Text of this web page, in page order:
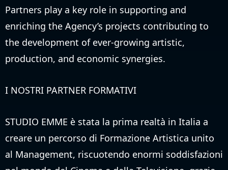
Partners play a key role in supporting and
enriching the Agency’s projects contributing to
the development of ever-growing artistic,
production, and economic synergies.
I NOSTRI PARTNER FORMATIVI
STUDIO EMME è stata la prima realtà in Italia a
creare un percorso di Formazione Artistica unito
al Management, riscuotendo enormi soddisfazioni